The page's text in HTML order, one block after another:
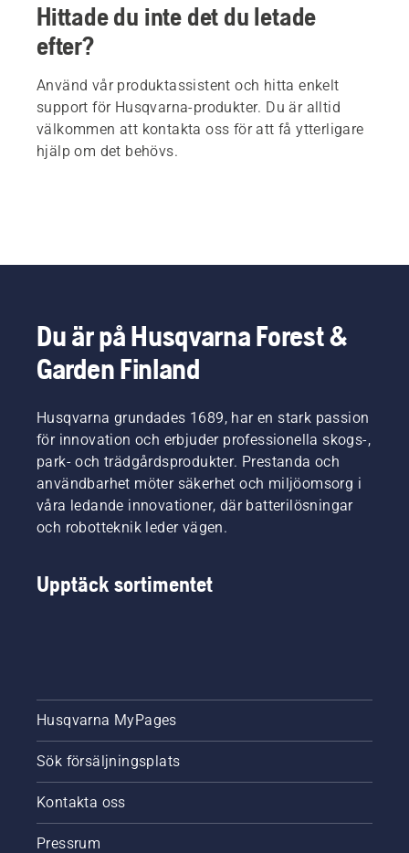
Hittade du inte det du letade
efter?
Använd vår produktassistent och hitta enkelt
support för Husqvarna-produkter. Du är alltid
välkommen att kontakta oss för att få ytterligare
hjälp om det behövs.
Du är på Husqvarna Forest &
Garden Finland
Husqvarna grundades 1689, har en stark passion
för innovation och erbjuder professionella skogs-,
park- och trädgårdsprodukter. Prestanda och
användbarhet möter säkerhet och miljöomsorg i
våra ledande innovationer, där batterilösningar
och robotteknik leder vägen.
Upptäck sortimentet
Husqvarna MyPages
Sök försäljningsplats
Kontakta oss
Pressrum